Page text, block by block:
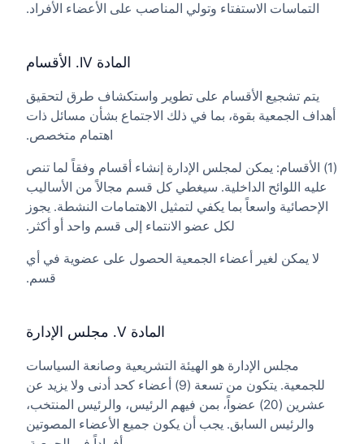
التماسات الاستفتاء وتولي المناصب على الأعضاء الأفراد.
المادة IV. الأقسام
يتم تشجيع الأقسام على تطوير واستكشاف طرق لتحقيق
أهداف الجمعية بقوة، بما في ذلك الاجتماع بشأن مسائل ذات
اهتمام متخصص.
(1) الأقسام: يمكن لمجلس الإدارة إنشاء أقسام وفقاً لما تنص
عليه اللوائح الداخلية. سيغطي كل قسم مجالاً من الأساليب
الإحصائية واسعاً بما يكفي لتمثيل الاهتمامات النشطة. يجوز
لكل عضو الانتماء إلى قسم واحد أو أكثر.
لا يمكن لغير أعضاء الجمعية الحصول على عضوية في أي
قسم.
المادة V. مجلس الإدارة
مجلس الإدارة هو الهيئة التشريعية وصانعة السياسات
للجمعية. يتكون من تسعة (9) أعضاء كحد أدنى ولا يزيد عن
عشرين (20) عضواً، بمن فيهم الرئيس، والرئيس المنتخب،
والرئيس السابق. يجب أن يكون جميع الأعضاء المصوتين